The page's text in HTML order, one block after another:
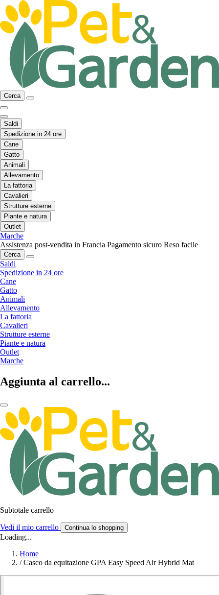
Cerca
Saldi
Spedizione in 24 ore
Cane
Gatto
Animali
Allevamento
La fattoria
Cavalieri
Strutture esterne
Piante e natura
Outlet
Marche
Assistenza post-vendita in Francia Pagamento sicuro Reso facile
Cerca
Saldi
Spedizione in 24 ore
Cane
Gatto
Animali
Allevamento
La fattoria
Cavalieri
Strutture esterne
Piante e natura
Outlet
Marche
Aggiunta al carrello...
Subtotale carrello
Vedi il mio carrello Continua lo shopping
Loading...
Home
/ Casco da equitazione GPA Easy Speed Air Hybrid Mat